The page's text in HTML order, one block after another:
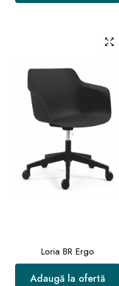
Loria BR Ergo
Adaugă la ofertă